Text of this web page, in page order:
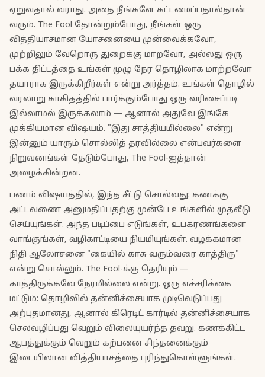
ஏறுவதால் வராது. அதை நீங்களே கட்டமைப்பதால்தான்
வரும். The Fool தோன்றும்போது, நீங்கள் ஒரு
வித்தியாசமான யோசனையை முன்வைக்கவோ,
முற்றிலும் வேறொரு துறைக்கு மாறவோ, அல்லது ஒரு
பக்க திட்டத்தை உங்கள் முழு நேர தொழிலாக மாற்றவோ
தயாராக இருக்கிறீர்கள் என்று அர்த்தம். உங்கள் தொழில்
வரலாறு காகிதத்தில் பார்க்கும்போது ஒரு வரிசைப்படி
இல்லாமல் இருக்கலாம் — ஆனால் அதுவே இங்கே
முக்கியமான விஷயம். "இது சாத்தியமில்லை" என்று
இன்னும் யாரும் சொல்லித் தரவில்லை என்பவர்களை
நிறுவனங்கள் தேடும்போது, The Fool-ஐத்தான்
அழைக்கின்றன.
பணம் விஷயத்தில், இந்த சீட்டு சொல்வது: கணக்கு
அட்டவணை அனுமதிப்பதற்கு முன்பே உங்களில் முதலீடு
செய்யுங்கள். அந்த படிப்பை எடுங்கள், உபகரணங்களை
வாங்குங்கள், வழிகாட்டியை நியமியுங்கள். வழக்கமான
நிதி ஆலோசனை "கையில் காசு வரும்வரை காத்திரு"
என்று சொல்லும். The Fool-க்கு தெரியும் —
காத்திருக்கவே நேரமில்லை என்று. ஒரு எச்சரிக்கை
மட்டும்: தொழிலில் தன்னிச்சையாக முடிவெடுப்பது
அற்புதமானது, ஆனால் கிரெடிட் கார்டில் தன்னிச்சையாக
செலவழிப்பது வெறும் விலையுயர்ந்த தவறு. கணக்கிட்ட
ஆபத்துக்கும் வெறும் கற்பனை சிந்தனைக்கும்
இடையிலான வித்தியாசத்தை புரிந்துகொள்ளுங்கள்.